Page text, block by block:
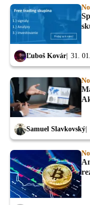
Ľuboš Kovár 31.
Samuel Slavkovský